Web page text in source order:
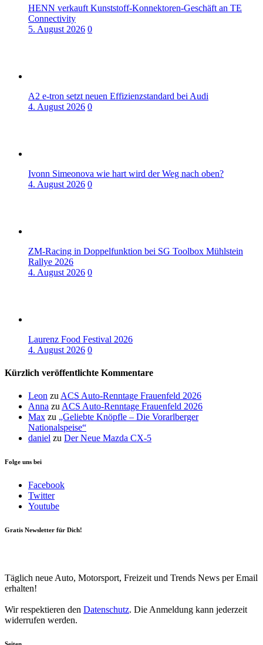
HENN verkauft Kunststoff-Konnektoren-Geschäft an TE
Connectivity
5. August 2026 0
A2 e-tron setzt neuen Effizienzstandard bei Audi
4. August 2026 0
Ivonn Simeonova wie hart wird der Weg nach oben?
4. August 2026 0
ZM-Racing in Doppelfunktion bei SG Toolbox Mühlstein
Rallye 2026
4. August 2026 0
Laurenz Food Festival 2026
4. August 2026 0
Kürzlich veröffentlichte Kommentare
Leon zuACS Auto-Renntage Frauenfeld 2026
Anna zuACS Auto-Renntage Frauenfeld 2026
Max zu „Geliebte Knöpfle – Die Vorarlberger
Nationalspeise“
daniel zu Der Neue Mazda CX-5
Folge uns bei
Facebook
Twitter
Youtube
Gratis Newsletter für Dich!
Täglich neue Auto, Motorsport, Freizeit und Trends News per Email
erhalten!
Wir respektieren den Datenschutz. Die Anmeldung kann jederzeit
widerrufen werden.